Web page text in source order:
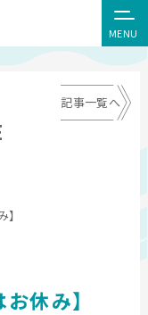
MENU
記事一覧へ
休み】